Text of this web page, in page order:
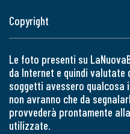
Copyright
Le foto presenti su
da Internet e quindi valutate
soggetti avessero
non avranno che da
provvederà prontamente
utilizzate.